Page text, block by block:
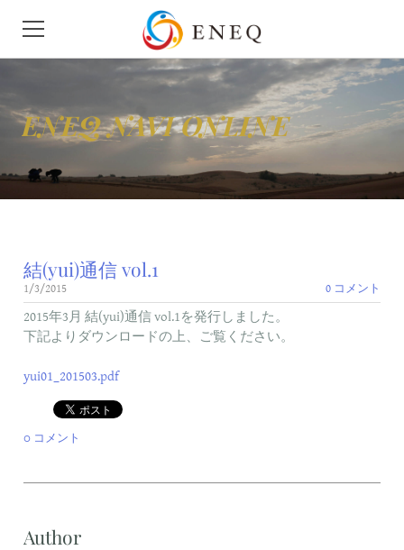
ENEQ NAVI ONLINE
結(yui)通信 vol.1
1/3/2015 0 コメント
2015年3月 結(yui)通信 vol.1を発行しました。
下記よりダウンロードの上、ご覧ください。
yui01_201503.pdf
0 コメント
Author
会社概要
ニュース
がす
モビリティ